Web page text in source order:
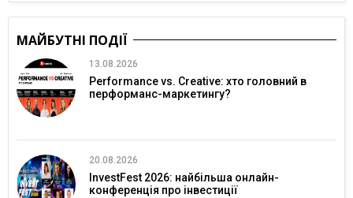
МАЙБУТНІ ПОДІЇ
13.08.2026
Performance vs. Creative: хто головний в
перформанс-маркетингу?
20.08.2026
InvestFest 2026: найбільша онлайн-
конференція про інвестиції